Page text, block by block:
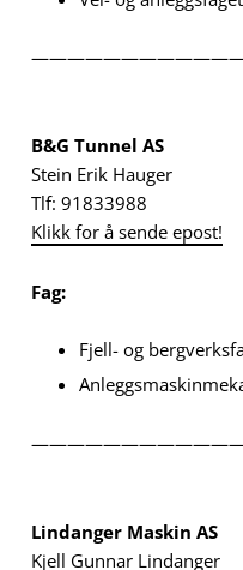
B&G Tunnel AS
Stein Erik Hauger
Tlf: 91833988
Klikk for å sende epost!
Fag:
Fjell- og
Lindanger Maskin AS
Kjell Gunnar Lindanger